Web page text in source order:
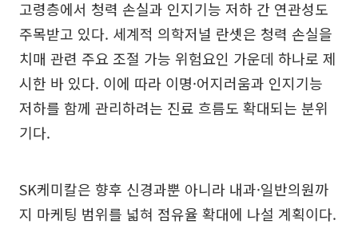
고령층에서 청력 손실과 인지기능 저하 간 연관성도
주목받고 있다. 세계적 의학저널 란셋은 청력 손실을
치매 관련 주요 조절 가능 위험요인 가운데 하나로 제
시한 바 있다. 이에 따라 이명·어지러움과 인지기능
저하를 함께 관리하려는 진료 흐름도 확대되는 분위
기다.
SK케미칼은 향후 신경과뿐 아니라 내과·일반의원까
지 마케팅 범위를 넓혀 점유율 확대에 나설 계획이다.